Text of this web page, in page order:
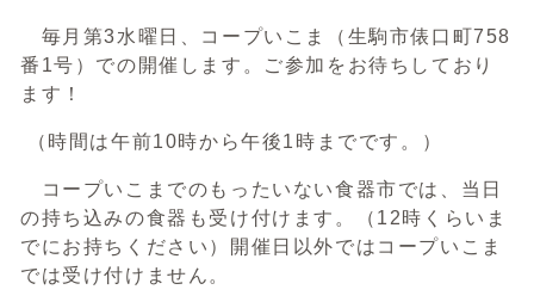
毎月第3水曜日、コープいこま（生駒市俵口町758
番1号）での開催します。ご参加をお待ちしており
ます！
（時間は午前10時から午後1時までです。）
コープいこまでのもったいない食器市では、当日
の持ち込みの食器も受け付けます。（12時くらいま
でにお持ちください）開催日以外ではコープいこま
では受け付けません。